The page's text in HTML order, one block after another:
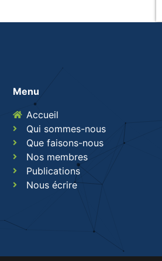
Menu
Accueil
Qui sommes-nous
Que faisons-nous
Nos membres
Publications
Nous écrire